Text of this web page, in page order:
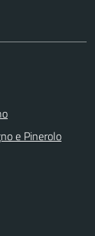
e Pinerolo